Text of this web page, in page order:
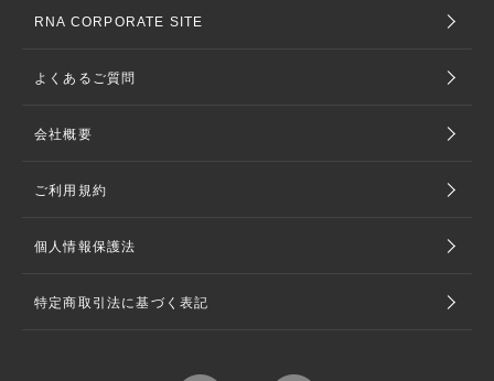
RNA CORPORATE SITE
よくあるご質問
会社概要
ご利用規約
個人情報保護法
特定商取引法に基づく表記